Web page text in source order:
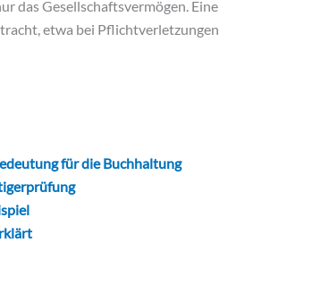
das Gesellschaftsvermögen. Eine
etwa bei Pflichtverletzungen
für die Buchhaltung